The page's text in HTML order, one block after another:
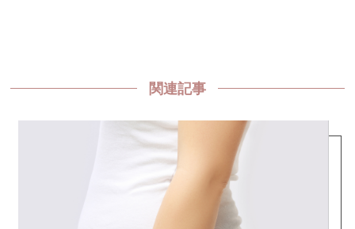
関連記事